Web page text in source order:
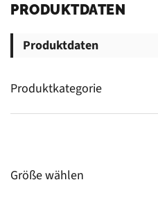
PRODUKTDATEN
Produktdaten
Produktkategorie
Größe wählen